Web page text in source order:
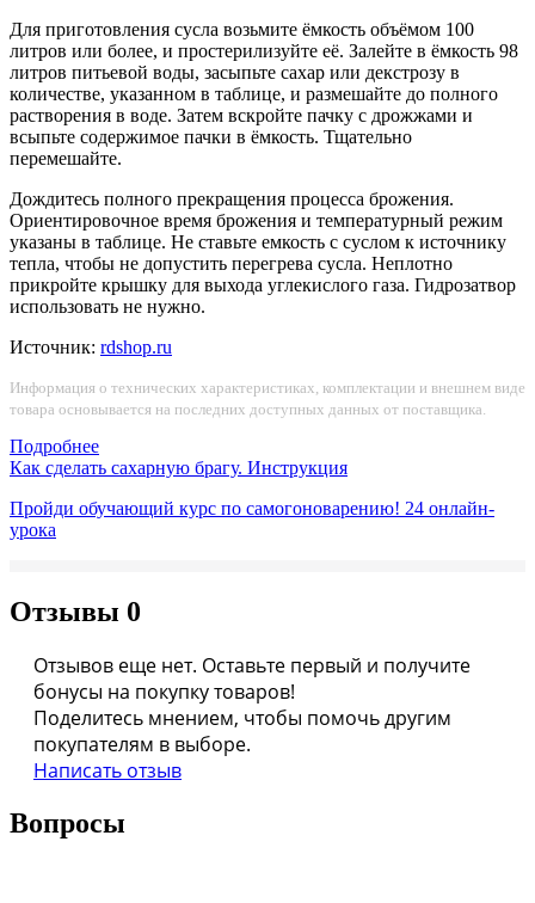
Для приготовления сусла возьмите ёмкость объёмом 100
литров или более, и простерилизуйте её. Залейте в ёмкость 98
литров питьевой воды, засыпьте сахар или декстрозу в
количестве, указанном в таблице, и размешайте до полного
растворения в воде. Затем вскройте пачку с дрожжами и
всыпьте содержимое пачки в ёмкость. Тщательно
перемешайте.
Дождитесь полного прекращения процесса брожения.
Ориентировочное время брожения и температурный режим
указаны в таблице. Не ставьте емкость с суслом к источнику
тепла, чтобы не допустить перегрева сусла. Неплотно
прикройте крышку для выхода углекислого газа. Гидрозатвор
использовать не нужно.
Источник: rdshop.ru
Информация о технических характеристиках, комплектации и внешнем виде
товара основывается на последних доступных данных от поставщика.
Подробнее
Как сделать сахарную брагу. Инструкция
Пройди обучающий курс по самогоноварению! 24 онлайн-
урока
Отзывы 0
Отзывов еще нет. Оставьте первый и получите
бонусы на покупку товаров!
Поделитесь мнением, чтобы помочь другим
покупателям в выборе.
Написать отзыв
Вопросы